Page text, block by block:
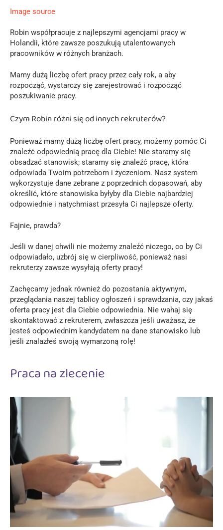
Image source
Robin współpracuje z najlepszymi agencjami pracy w
Holandii, które zawsze poszukują utalentowanych
pracowników w różnych branżach.
Mamy dużą liczbę ofert pracy przez cały rok, a aby
rozpocząć, wystarczy się zarejestrować i rozpocząć
poszukiwanie pracy.
Czym Robin różni się od innych rekruterów?
Ponieważ mamy dużą liczbę ofert pracy, możemy pomóc Ci
znaleźć odpowiednią pracę dla Ciebie! Nie staramy się
obsadzać stanowisk; staramy się znaleźć pracę, która
odpowiada Twoim potrzebom i życzeniom. Nasz system
wykorzystuje dane zebrane z poprzednich dopasowań, aby
określić, które stanowiska byłyby dla Ciebie najbardziej
odpowiednie i natychmiast przesyła Ci najlepsze oferty.
Fajnie, prawda?
Jeśli w danej chwili nie możemy znaleźć niczego, co by Ci
odpowiadało, uzbrój się w cierpliwość, ponieważ nasi
rekruterzy zawsze wysyłają oferty pracy!
Zachęcamy jednak również do pozostania aktywnym,
przeglądania naszej tablicy ogłoszeń i sprawdzania, czy jakaś
oferta pracy jest dla Ciebie odpowiednia. Nie wahaj się
skontaktować z rekruterem, zwłaszcza jeśli uważasz, że
jesteś odpowiednim kandydatem na dane stanowisko lub
jeśli znalazłeś swoją wymarzoną rolę!
Praca na zlecenie